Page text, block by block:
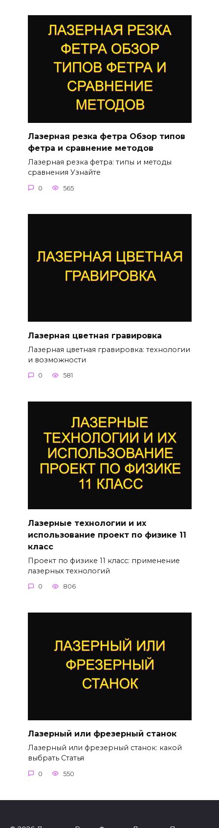
Лазерная резка фетра Обзор типов
фетра и сравнение методов
Лазерная резка фетра: типы и методы
сравнения Узнайте
0 565
Лазерная цветная гравировка
Лазерная цветная гравировка: технологии
и возможности
0 581
Лазерные технологии и их
использование проект по физике 11
класс
Проект по физике 11 класс: применение
лазерных технологий
0 806
Лазерный или фрезерный станок
Лазерный или фрезерный станок: какой
выбрать Статья
0 550